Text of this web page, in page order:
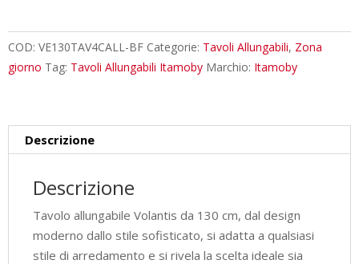
Volantis
bianco
multicolore
4/C
COD: VE130TAV4CALL-BF Categorie: Tavoli Allungabili, Zona
giorno Tag: Tavoli Allungabili Itamoby Marchio: Itamoby
Descrizione
Descrizione
Tavolo allungabile Volantis da 130 cm, dal design
moderno dallo stile sofisticato, si adatta a qualsiasi
stile di arredamento e si rivela la scelta ideale sia